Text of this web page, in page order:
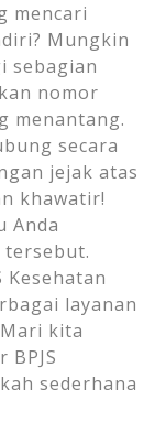
mencari
Mungkin
sebagian
nomor
menantang.
secara
jejak atas
khawatir!
Anda
tersebut.
Kesehatan
layanan
kita
sederhana